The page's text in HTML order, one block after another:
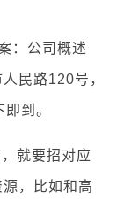
：公司概述
民路120号，
到。
就要招对应
，比如和高